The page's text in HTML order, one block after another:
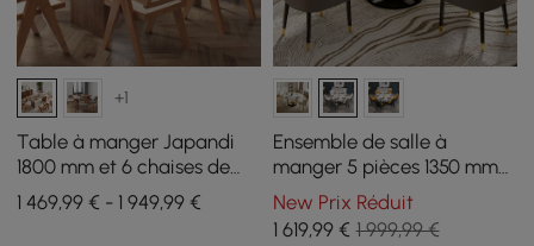
+1
Table à manger Japandi
1800 mm et 6 chaises de
salle à manger en rotin
Japandi en noyer avec
1 469,99 € - 1 949,99 €
Ensemble de salle à
manger 5 pièces 1350 mm
avec dessus en pierre
frittée, table à manger
ronde blanche et grise, 4
New Prix Réduit
1 619,99€ 1 999,99 €